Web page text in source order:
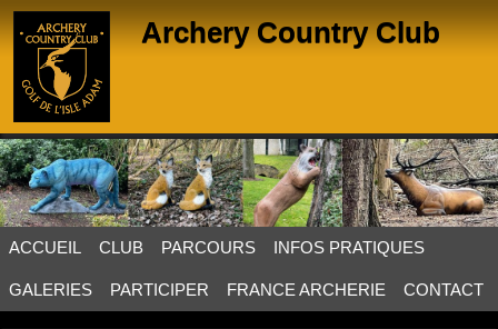
Archery Country Club
ACCUEIL CLUB PARCOURS INFOS PRATIQUES
GALERIES PARTICIPER FRANCE ARCHERIE CONTACT
Panneau de gestion des cookies